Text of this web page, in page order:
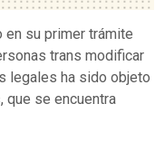
en su primer trámite
trans modificar
legales ha sido objeto
que se encuentra